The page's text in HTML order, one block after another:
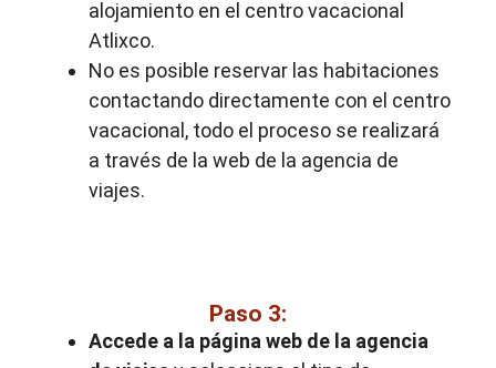
alojamiento en el centro vacacional
Atlixco.
No es posible reservar las habitaciones
contactando directamente con el centro
vacacional, todo el proceso se realizará
a través de la web de la agencia de
viajes.
Paso 3:
Accede a la página web de la agencia